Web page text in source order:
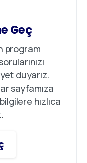
Geç
program
duyarız.
sayfamıza
hızlıca